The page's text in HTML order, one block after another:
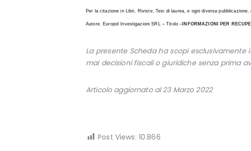
Per la citazione in Libri, Riviste, Tesi di laurea, e ogni diversa
Autore. Europol Investigazioni SRL – Titolo – INFORMAZIONI PER
La presente Scheda ha scopi
mai decisioni fiscali o giuridiche senza prima
Articolo aggiornato al 23 Marzo 2022
Post Views: 10.866